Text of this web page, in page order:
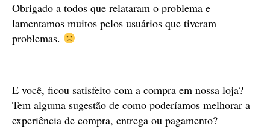
Obrigado a todos que relataram o problema e
lamentamos muitos pelos usuários que tiveram
problemas.
E você, ficou satisfeito com a compra em nossa loja?
Tem alguma sugestão de como poderíamos melhorar a
experiência de compra, entrega ou pagamento?